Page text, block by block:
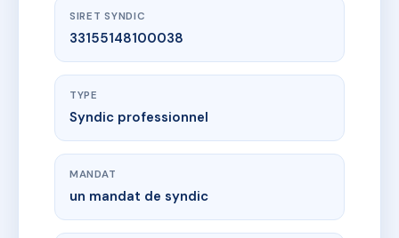
SIRET SYNDIC
33155148100038
TYPE
Syndic professionnel
MANDAT
un mandat de syndic